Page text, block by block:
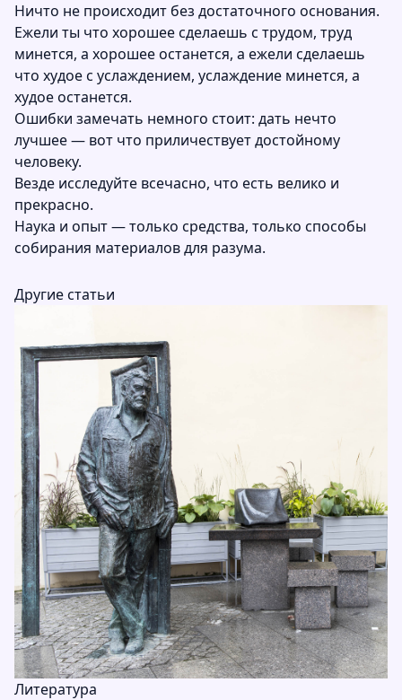
Ничто не происходит без достаточного основания.
Ежели ты что хорошее сделаешь с трудом, труд
минется, а хорошее останется, а ежели сделаешь
что худое с услаждением, услаждение минется, а
худое останется.
Ошибки замечать немного стоит: дать нечто
лучшее — вот что приличествует достойному
человеку.
Везде исследуйте всечасно, что есть велико и
прекрасно.
Наука и опыт — только средства, только способы
собирания материалов для разума.
Другие статьи
Литература